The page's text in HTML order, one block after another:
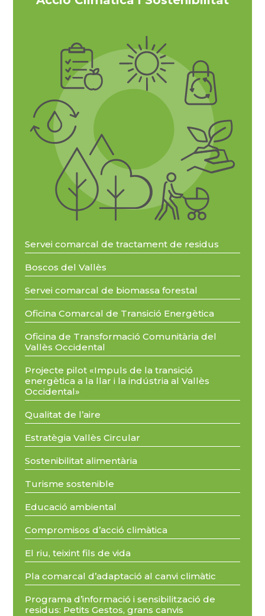
Servei comarcal de tractament de residus
Boscos del Vallès
Servei comarcal de biomassa forestal
Oficina Comarcal de Transició Energètica
Oficina de Transformació Comunitària del
Vallès Occidental
Projecte pilot «Impuls de la transició
energètica a la llar i la indústria al Vallès
Occidental»
Qualitat de l’aire
Estratègia Vallès Circular
Sostenibilitat alimentària
Turisme sostenible
Educació ambiental
Compromisos d’acció climàtica
El riu, teixint fils de vida
Pla comarcal d’adaptació al canvi climàtic
Programa d’informació i sensibilització de
residus: Petits Gestos, grans canvis